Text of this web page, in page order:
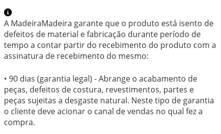
A MadeiraMadeira garante que o produto está isento de
defeitos de material e fabricação durante período de
tempo a contar partir do recebimento do produto com a
assinatura de recebimento do mesmo:
• 90 dias (garantia legal) - Abrange o acabamento de
peças, defeitos de costura, revestimentos, partes e
peças sujeitas a desgaste natural. Neste tipo de garantia
o cliente deve acionar o canal de vendas no qual fez a
compra.